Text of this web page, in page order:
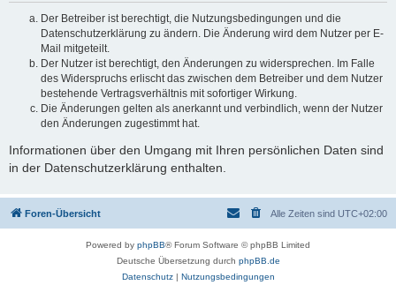
Der Betreiber ist berechtigt, die Nutzungsbedingungen und die
Datenschutzerklärung zu ändern. Die Änderung wird dem Nutzer per E-
Mail mitgeteilt.
Der Nutzer ist berechtigt, den Änderungen zu widersprechen. Im Falle
des Widerspruchs erlischt das zwischen dem Betreiber und dem Nutzer
bestehende Vertragsverhältnis mit sofortiger Wirkung.
Die Änderungen gelten als anerkannt und verbindlich, wenn der Nutzer
den Änderungen zugestimmt hat.
Informationen über den Umgang mit Ihren persönlichen Daten sind
in der Datenschutzerklärung enthalten.
Foren-Übersicht Alle Zeiten sind UTC+02:00
Powered by phpBB® Forum Software © phpBB Limited
Deutsche Übersetzung durch phpBB.de
Datenschutz| Nutzungsbedingungen